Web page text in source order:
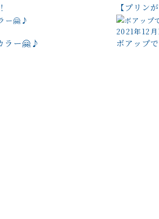
【プリン
ラー🤗♪
2021年12月
ボアップ